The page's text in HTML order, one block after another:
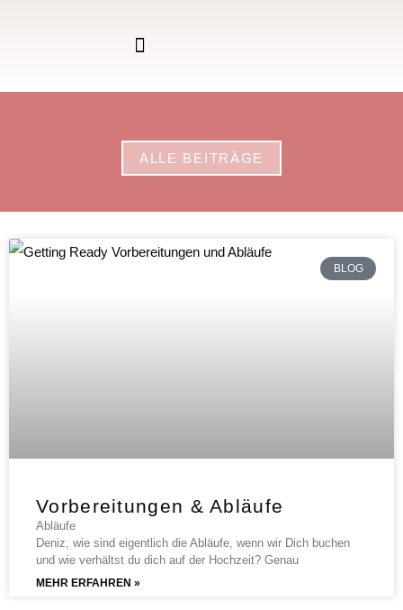
ALLE BEITRÄGE
BLOG
Vorbereitungen & Abläufe
Abläufe
Deniz, wie sind eigentlich die Abläufe, wenn wir Dich buchen
und wie verhältst du dich auf der Hochzeit? Genau
MEHR ERFAHREN »